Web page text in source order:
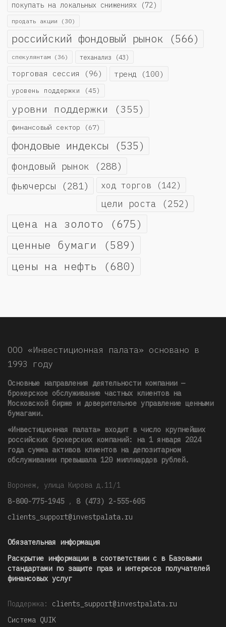
покупать на локальных снижениях (72)
продать акции (30)
российский фондовый рынок (566)
спекулянтам (36) теханализ (43)
торговая сессия (96) тренд (100)
уровень поддержки (45)
уровни поддержки (355)
финансовый сектор (67)
фондовые индексы (535)
фондовый рынок (288)
фьючерсы (281) ход торгов (142)
цели роста (252)
цена на золото (675)
ценные бумаги (589)
цены на нефть (680)
ООО «Инвестиционная палата» основано в
1993 году
Основные направления деятельности компании —
брокерское обслуживание частных клиентов на
Московской бирже и доверительное управление ценными
бумагами.
«Инвестиционная палата» входит в число крупнейших
российских брокерских компаний: на 1 января 2024
года сумма активов клиентов на депозитарном
обслуживании превышала 120 миллиардов рублей.
Воронеж, улица Кирова д.11/1
8-800-775-1945 , 8 (473) 2-555-605
clients_support@investpalata.ru
Обязательная информация
Раскрытие информации в соответствии с в Базовыми
стандартами по защите прав и интересов получателей
финансовых услуг
Поддержка: clients_support@investpalata.ru
Система QUIK